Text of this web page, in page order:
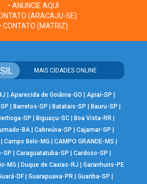
• ANUNCIE AQUI
(ARACAJU-SE)
• CONTATO (MATRIZ)
MAIS CIDADES ONLINE
Aparecida de Goiânia-GO Apiaí-SP
Barretos-SP Batatais-SP Bauru-SP
SP Biguaçu-SC Boa Vista-RR
BA| Cabreúva-SP Cajamar-SP
|Campo Belo-MG |CAMPO GRANDE-MS
SP
Caraguatatuba-SP Cardoso-SP
MG Duque de Caxias-RJ
Garanhuns-PE
DF| Guarapuava-PR| Guariba-SP